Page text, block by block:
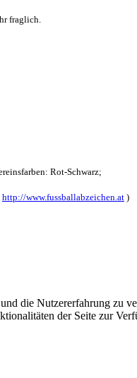
die Nutzererfahrung zu
der Seite zur
fraglich.
Rot-Schwarz;
http://www.fussballabzeichen.at )